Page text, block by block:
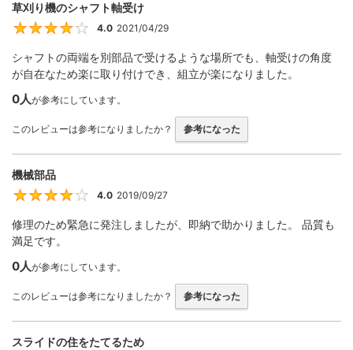
草刈り機のシャフト軸受け
4
4.0 2021/04/29
シャフトの両端を別部品で受けるような場所でも、軸受けの角度
が自在なため楽に取り付けでき、組立が楽になりました。
0人が参考にしています。
このレビューは参考になりましたか？ 参考になった
機械部品
4
4.0 2019/09/27
修理のため緊急に発注しましたが、即納で助かりました。 品質も
満足です。
0人が参考にしています。
このレビューは参考になりましたか？ 参考になった
スライドの住をたてるため